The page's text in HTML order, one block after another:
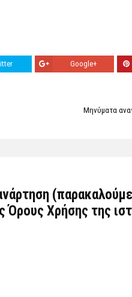
Google+
Μηνύματα
Όρους Χρήσης της